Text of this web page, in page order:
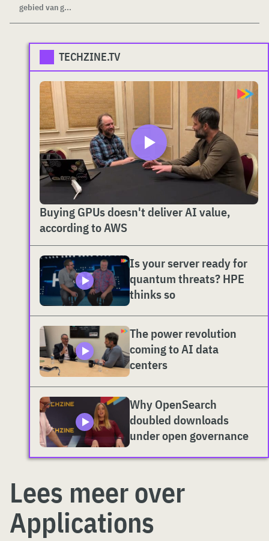
gebied van g...
TECHZINE.TV
Buying GPUs doesn't deliver AI value,
according to AWS
Is your server ready for
quantum threats? HPE
thinks so
The power revolution
coming to AI data
centers
Why OpenSearch
doubled downloads
under open governance
Lees meer over
Applications